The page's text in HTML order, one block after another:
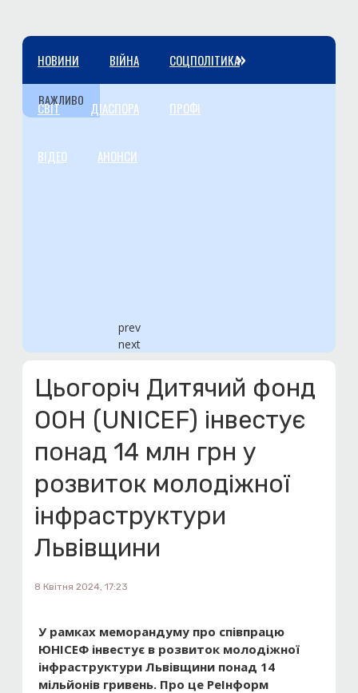
НОВИНИ ВІЙНА СОЦПОЛІТИКА
СВІТ ДІАСПОРА ПРОФІ
ВІДЕО АНОНСИ
»
ВАЖЛИВО
prev
next
Цьогоріч Дитячий фонд
ООН (UNICEF) інвестує
понад 14 млн грн у
розвиток молодіжної
інфраструктури
Львівщини
8 Квітня 2024, 17:23
У рамках меморандуму про співпрацю
ЮНІСЕФ інвестує в розвиток молодіжної
інфраструктури Львівщини понад 14
мільйонів гривень. Про це РеІнформ